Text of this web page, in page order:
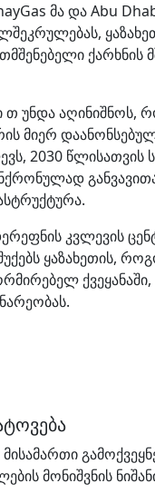
მა და Abu
ქარხნის
თ უნდა აღინიშნოს,
მიერ
2030
კვლევის
ყაზახეთის,
მონიშვნის